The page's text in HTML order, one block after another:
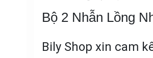
Bộ 2 Nhẫn Lồng
Bily Shop xin cam